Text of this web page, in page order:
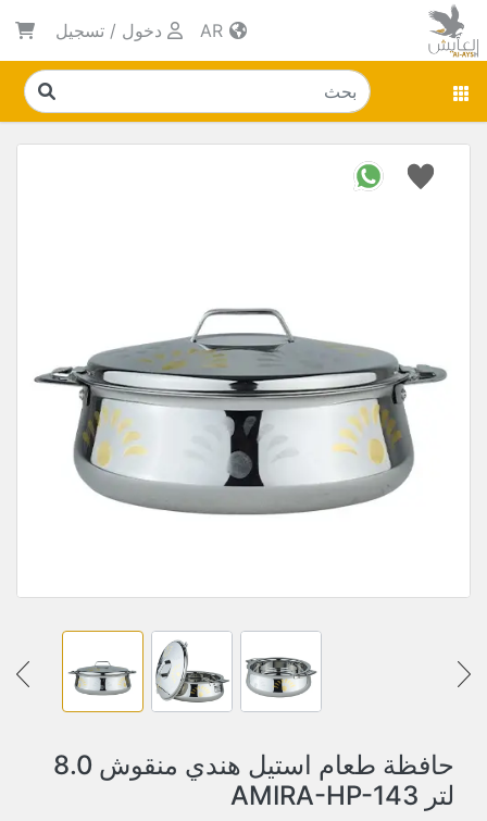
دخول / تسجيل
حافظة طعام استيل هندي منقوش 8.0
لتر AMIRA-HP-143